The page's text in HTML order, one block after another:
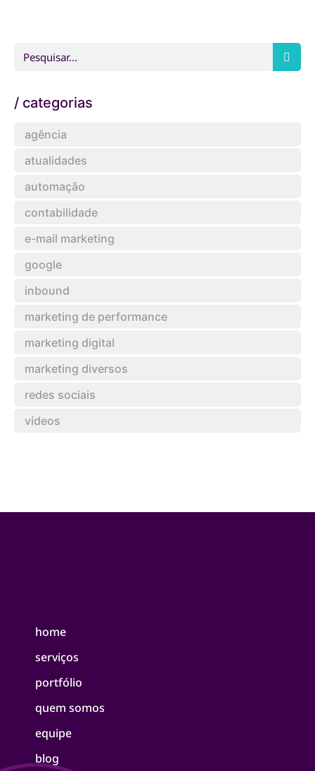
/ categorias
agência
atualidades
automação
contabilidade
e-mail marketing
google
inbound
marketing de performance
marketing digital
marketing diversos
redes sociais
vídeos
home
serviços
portfólio
quem somos
equipe
blog